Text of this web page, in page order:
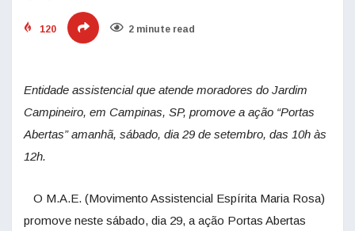
120 2 minute read
Entidade assistencial que atende moradores do Jardim
Campineiro, em Campinas, SP, promove a ação “Portas
Abertas” amanhã, sábado, dia 29 de setembro, das 10h às
12h.
O M.A.E. (Movimento Assistencial Espírita Maria Rosa)
promove neste sábado, dia 29, a ação Portas Abertas